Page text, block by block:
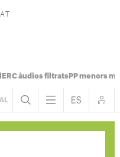
ERC àudios filtratsPP menors